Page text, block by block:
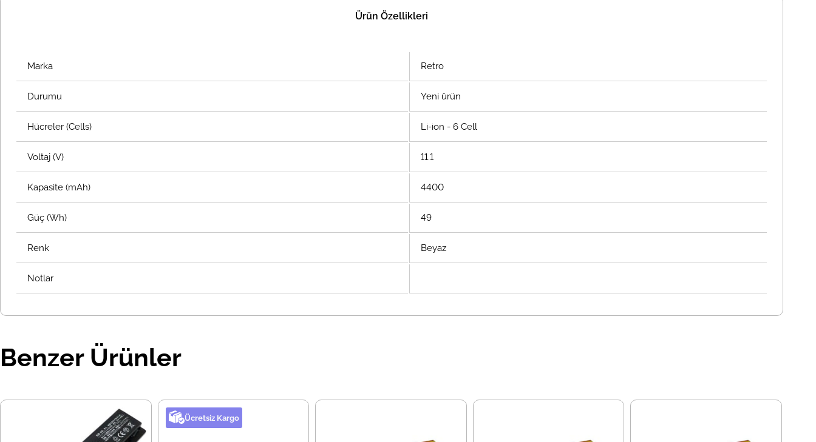
Ürün Özellikleri
Marka Retro
Durumu Yeni ürün
Hücreler (Cells) Li-ion - 6 Cell
Voltaj (V) 11.1
Kapasite (mAh) 4400
Güç (Wh) 49
Renk Beyaz
Notlar
Benzer Ürünler
Ücretsiz Kargo